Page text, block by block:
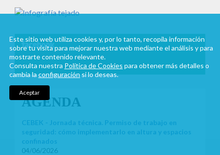
AGENDA
CEBEK - Jornada técnica. Permiso de trabajo en
seguridad: cómo implementarlo en altura y espacios
confinados
04/06/2026
Este sitio web utiliza cookies y, por lo tanto, recopila información
sobre tu visita para mejorar nuestra web mediante el análisis y para
mostrarte contenido relevante.
Consulta nuestra Política de Cookies para obtener más detalles o
cambia laconfiguraciónsi lo deseas.
Aceptar